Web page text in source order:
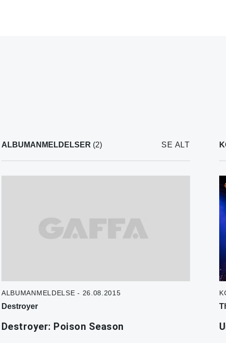
ALBUMANMELDELSER (2) SE ALT
ALBUMANMELDELSE - 26.08.2015
Destroyer
Destroyer: Poison Season